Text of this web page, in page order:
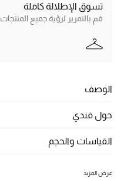
الرجال
الجمال
مستلزمات المنزل
المجوهرات
جديد لدينا
تسوق الإطلالة كاملة
قم بالتمرير لرؤية جميع المنتجات
الوصف
حول فندي
القياسات والحجم
عرض المزيد